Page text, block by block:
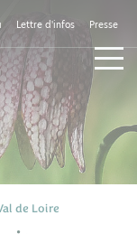
Lettre d'infos Presse
de Loire